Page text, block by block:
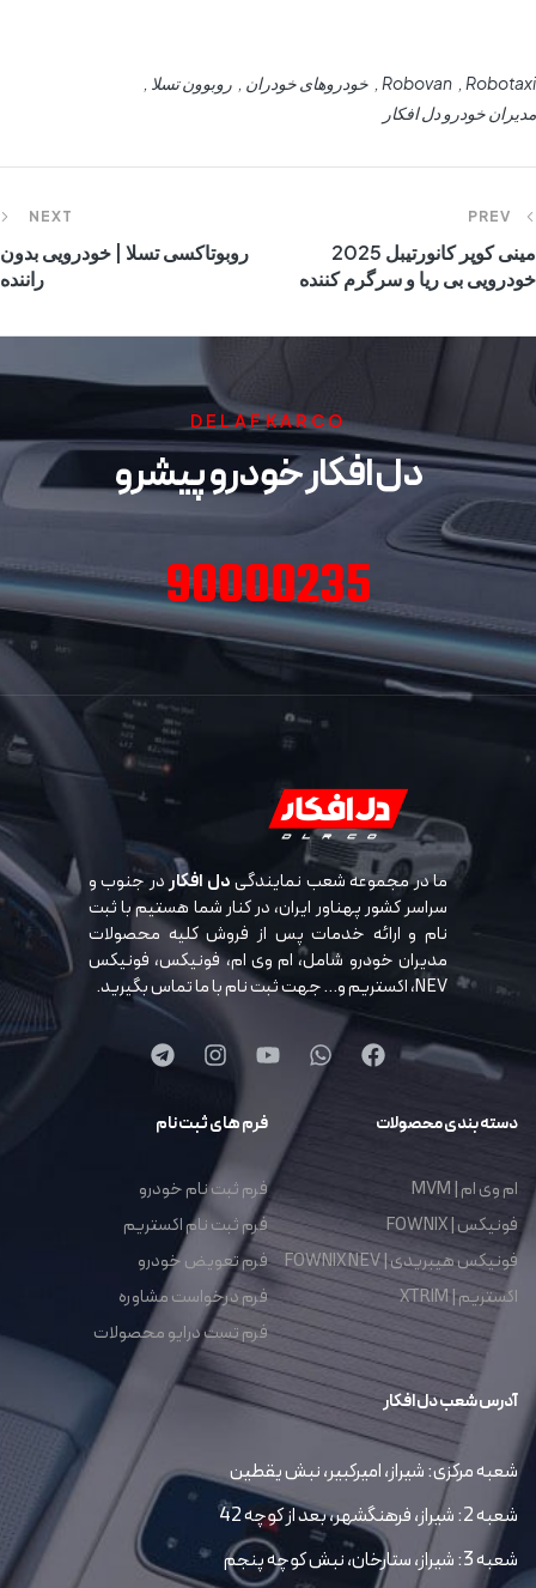
Robotaxi
Robovan خودروهای خودران
روبوون تسلا
مدیران خودرو دل افکار
PREV
مینی کوپر کانورتیبل 2025
خودرویی بی ریا و سرگرم کننده
NEXT
روبوتاکسی تسلا | خودرویی بدون
راننده
DELAFKARCO
دل افکار خودرو پیشرو
90000235
ما در مجموعه شعب نمایندگیدل افکاردر جنوب و
سراسر کشور پهناور ایران، در کنار شما هستیم با ثبت
نام و ارائه خدمات پس از فروش کلیه محصولات
مدیران خودرو شامل، ام وی ام، فونیکس، فونیکس
NEV، اکستریم و… جهت ثبت نام با ما تماس بگیرید.
دسته بندی محصولات
ام وی ام | MVM
فونیکس | FOWNIX
فونیکس هیبریدی | FOWNIX NEV
اکستریم | XTRIM
فرم های ثبت نام
فرم ثبت نام خودرو
فرم ثبت نام اکستریم
فرم تعویض خودرو
فرم درخواست مشاوره
فرم تست درایو محصولات
آدرس شعب دل افکار
شعبه مرکزی: شیراز، امیرکبیر، نبش یقطین
شعبه 2: شیراز، فرهنگشهر، بعد از کوچه 42
شعبه 3: شیراز، ستارخان، نبش کوچه پنجم